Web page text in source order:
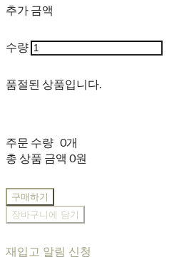
추가 금액
수량
품절된 상품입니다.
주문 수량 0개
총 상품 금액 0원
구매하기
장바구니에 담기
재입고 알림 신청